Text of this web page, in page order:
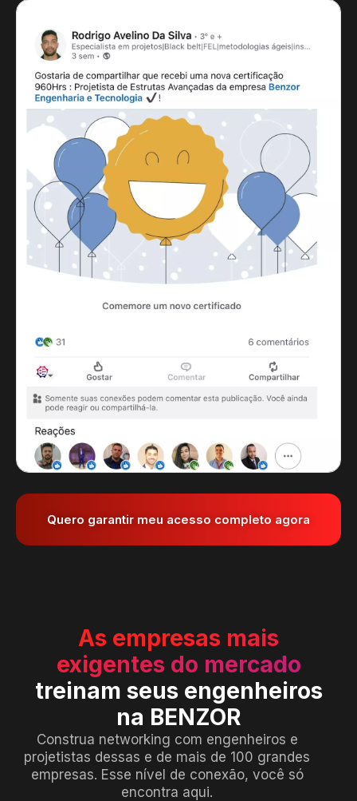
Quero garantir meu acesso completo agora
As empresas mais
exigentes do mercado
treinam seus engenheiros
na BENZOR
Construa networking com engenheiros e
projetistas dessas e de mais de 100 grandes
empresas. Esse nível de conexão, você só
encontra aqui.